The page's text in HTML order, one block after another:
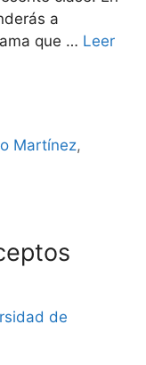
a
que … Leer
Martínez,
de